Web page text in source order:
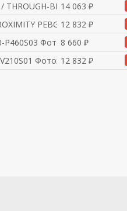
THROUGH-BEAM PE
14 063 ₽
PEBGSPNP
12 832 ₽
P460S03 Фотоэлек
8 660 ₽
Фотоэлект
12 832 ₽